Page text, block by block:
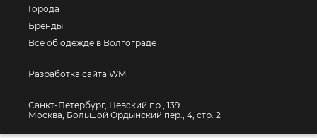
Города
Бренды
Все об одежде в Волгограде
Разработка сайта WM
Санкт-Петербург, Невский пр., 139
Москва, Большой Ордынский пер., 4, стр. 2